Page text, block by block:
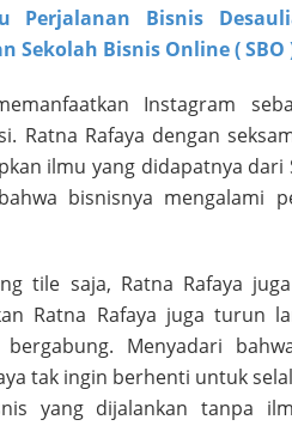
Perjalanan Bisnis
Sekolah Bisnis Online (
Instagram
Ratna Rafaya dengan
ilmu yang didapatnya dari
bisnisnya mengalami
tile saja, Ratna Rafaya
Ratna Rafaya juga turun
Menyadari
tak ingin berhenti untuk
yang dijalankan tanpa